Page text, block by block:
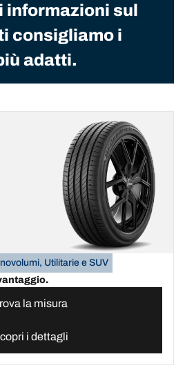
informazioni sul
consigliamo i
adatti.
Utilitarie e SUV
la misura
i dettagli